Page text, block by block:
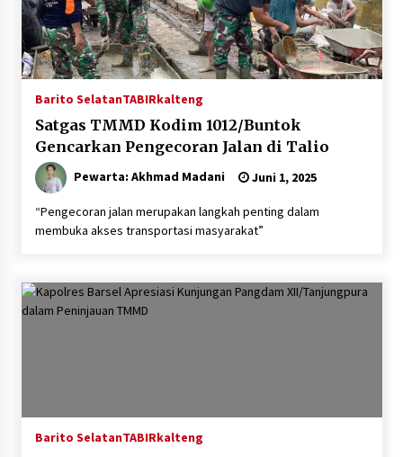
Barito SelatanTABIRkalteng
Satgas TMMD Kodim 1012/Buntok
Gencarkan Pengecoran Jalan di Talio
Pewarta: Akhmad Madani Juni 1, 2025
“Pengecoran jalan merupakan langkah penting dalam
membuka akses transportasi masyarakat”
Barito SelatanTABIRkalteng